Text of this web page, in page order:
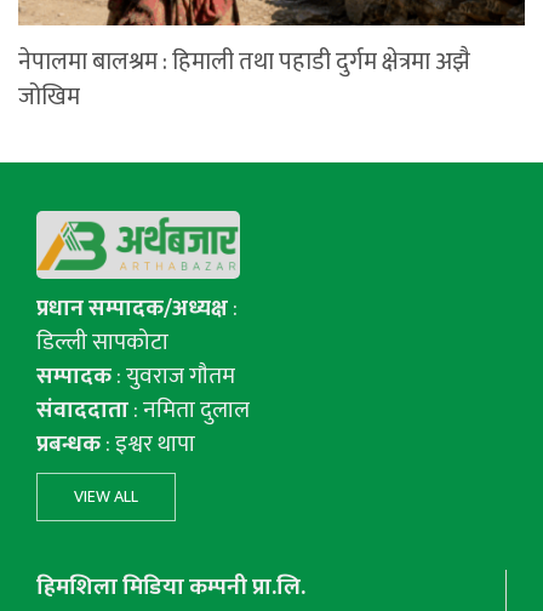
नेपालमा बालश्रम : हिमाली तथा पहाडी दुर्गम क्षेत्रमा अझै
जोखिम
प्रधान सम्पादक/अध्यक्ष:
डिल्ली सापकोटा
सम्पादक: युवराज गाैतम
संवाददाता: नमिता दुलाल
प्रबन्धक: इश्वर थापा
VIEW ALL
हिमशिला मिडिया कम्पनी प्रा.लि.